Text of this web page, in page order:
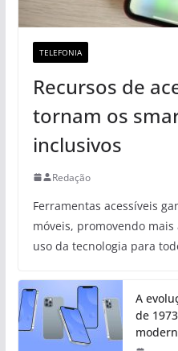
TELEFONIA
Recursos de
tornam os
inclusivos
Redação
Ferramentas acessíveis
móveis, promovendo
uso da tecnologia para
A
de